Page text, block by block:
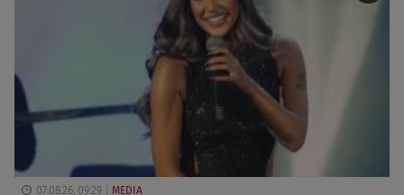
07.08.26, 09:29 MEDIA